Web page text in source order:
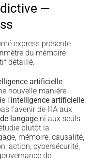
—
express présente
du mémoire
détaillé.
artificielle
nouvelle manière
l’intelligence artificielle.
l’avenir de l’IA aux
langageni aux seuls
plutôt la
mémoire, causalité,
action, cybersécurité,
de